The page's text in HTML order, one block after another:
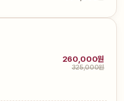
260,000원
325,000원